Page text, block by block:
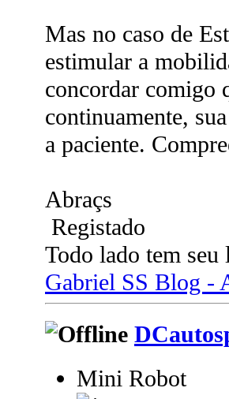
Mas no caso de
estimular a
concordar comigo
continuamente,
a paciente.
Abraçs
Registado
Todo lado tem
Gabriel SS Blog -
Mini Robot